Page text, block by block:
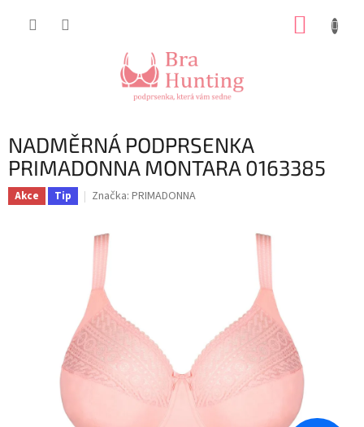
NADMĚRNÁ PODPRSENKA
PRIMADONNA MONTARA 0163385
Akce Tip Značka: PRIMADONNA